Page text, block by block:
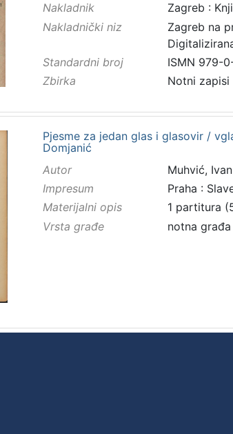
Nakladnik
Zagreb :
Nakladnički niz
Zagreb na
Standardni broj
ISMN 979-
Zbirka
Notni zapisi
Pjesme za jedan glas i glasovir /
Domjanić
Autor
Muhvić,
Impresum
Praha :
Materijalni opis
1 partitura
Vrsta građe
notna građa